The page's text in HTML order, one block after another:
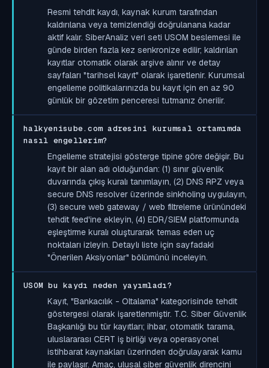
Resmi tehdit kaydı, kaynak kurum tarafından
kaldırılana veya temizlendiği doğrulanana kadar
aktif kalır. SiberAnaliz veri seti USOM beslemesi ile
günde birden fazla kez senkronize edilir; kaldırılan
kayıtlar otomatik olarak arşive alınır ve detay
sayfaları "tarihsel kayıt" olarak işaretlenir. Kurumsal
engelleme politikalarınızda bu kayıt için en az 90
günlük bir gözetim penceresi tutmanız önerilir.
halkyenisube.com adresini kurumsal ortamımda
nasıl engellerim?
Engelleme stratejisi gösterge tipine göre değişir. Bu
kayıt bir alan adı olduğundan: (1) sınır güvenlik
duvarında çıkış kuralı tanımlayın, (2) DNS RPZ veya
secure DNS resolver üzerinde sinkholing uygulayın,
(3) secure web gateway / web filtreleme ürünündeki
tehdit feed'ine ekleyin, (4) EDR/SIEM platformunda
eşleştirme kuralı oluşturarak temas eden uç
noktaları izleyin. Detaylı liste için sayfadaki
"Önerilen Aksiyonlar" bölümünü inceleyin.
USOM bu kaydı neden yayımladı?
Kayıt, "Bankacılık - Oltalama" kategorisinde tehdit
göstergesi olarak işaretlenmiştir. T.C. Siber Güvenlik
Başkanlığı bu tür kayıtları; ihbar, otomatik tarama,
uluslararası CERT iş birliği veya operasyonel
istihbarat kaynakları üzerinden doğrulayarak kamu
ile paylaşır. Amaç, ulusal siber güvenlik direncini